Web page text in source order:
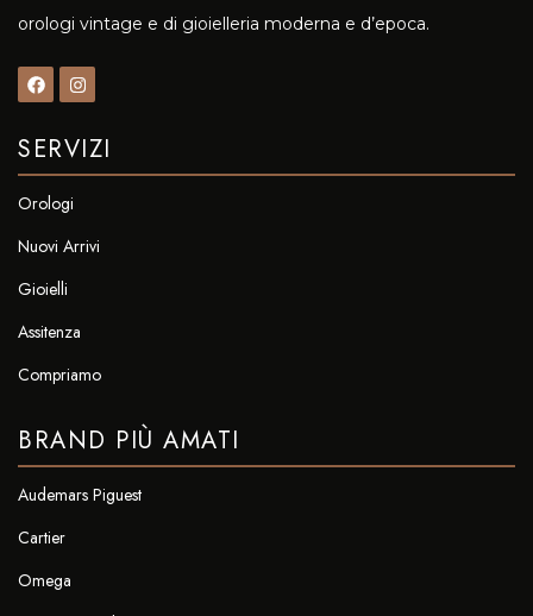
orologi vintage e di gioielleria moderna e d’epoca.
SERVIZI
Orologi
Nuovi Arrivi
Gioielli
Assitenza
Compriamo
BRAND PIÙ AMATI
Audemars Piguest
Cartier
Omega